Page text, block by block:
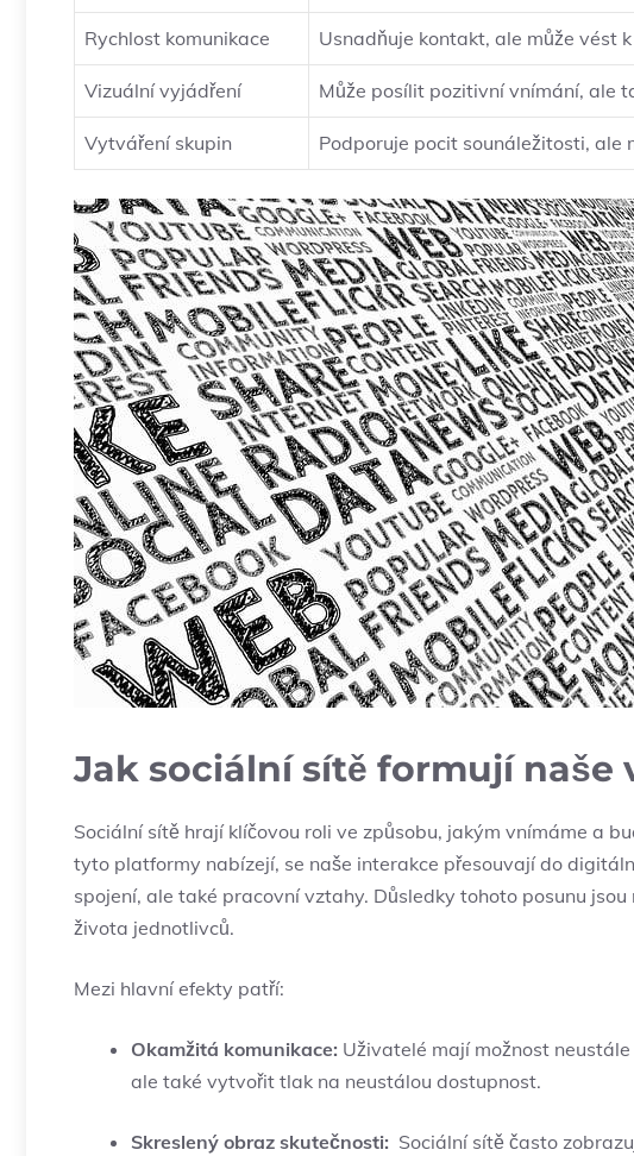
Rychlost komunikace Usnadňuje kontakt, ale může vést
Vizuální‌ vyjádření Může posílit pozitivní vnímání, ale
Vytváření skupin Podporuje pocit⁢ sounáležitosti, ale
Jak sociální sítě formují naše
Sociální sítě hrají klíčovou roli⁤ ve ​způsobu, jakým⁤ vnímáme a
tyto platformy nabízejí, ​se naše interakce přesouvají do​
spojení, ale také pracovní vztahy.⁤ Důsledky tohoto posunu
života jednotlivců.
Mezi hlavní efekty patří:
Okamžitá komunikace: Uživatelé mají ‌možnost
ale také⁣ vytvořit tlak na neustálou dostupnost.
Skreslený obraz skutečnosti: Sociální sítě často